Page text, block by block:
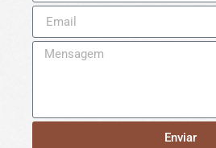
Enviar